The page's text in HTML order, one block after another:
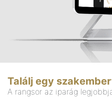
Találj egy
A rangsor az iparág